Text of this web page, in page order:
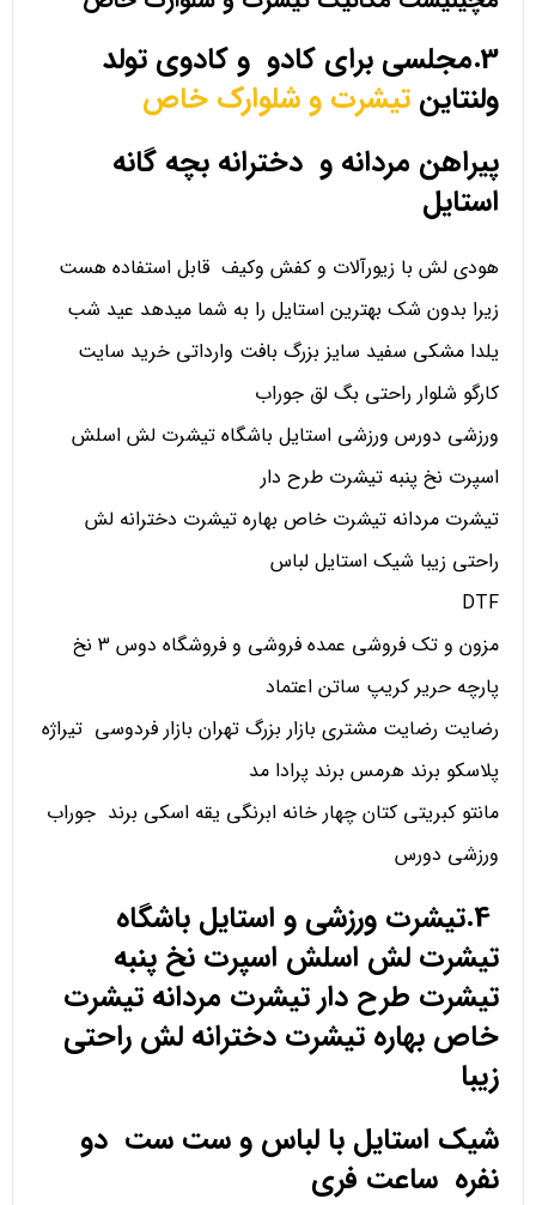
3.مجلسی برای کادو و کادوی تولد
ولنتاین تیشرت و شلوارک خاص
پیراهن مردانه و دخترانه بچه گانه
استایل
هودی لش با زیورآلات و کفش وکیف قابل استفاده هست
زیرا بدون شک بهترین استایل را به شما میدهد عید شب
یلدا مشکی سفید سایز بزرگ بافت وارداتی خرید سایت
کارگو شلوار راحتی بگ لق جوراب
ورزشی دورس ورزشی استایل باشگاه تیشرت لش اسلش
اسپرت نخ پنبه تیشرت طرح دار
تیشرت مردانه تیشرت خاص بهاره تیشرت دخترانه لش
راحتی زیبا شیک استایل لباس
DTF
مزون و تک فروشی عمده فروشی و فروشگاه دوس 3 نخ
پارچه حریر کریپ ساتن اعتماد
رضایت رضایت مشتری بازار بزرگ تهران بازار فردوسی تیراژه
پلاسکو برند هرمس برند پرادا مد
مانتو کبریتی کتان چهار خانه ابرنگی یقه اسکی برند جوراب
ورزشی دورس
4.تیشرت ورزشی و استایل باشگاه
تیشرت لش اسلش اسپرت نخ پنبه
تیشرت طرح دار تیشرت مردانه تیشرت
خاص بهاره تیشرت دخترانه لش راحتی
زیبا
شیک استایل با لباس و ست ست دو
نفره ساعت فری